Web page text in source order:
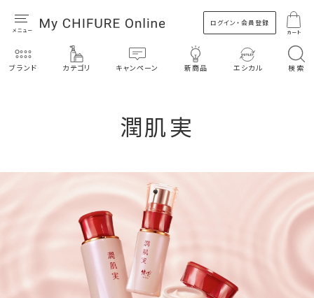
ログイン・会員登録
カート
ブランド カテゴリ キャンペーン 新商品 エシカル 検索
潤肌実